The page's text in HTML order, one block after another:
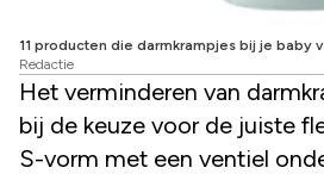
11 producten die darmkrampjes bij je baby
Redactie
Het verminderen van
bij de keuze voor de juiste
S-vorm met een ventiel